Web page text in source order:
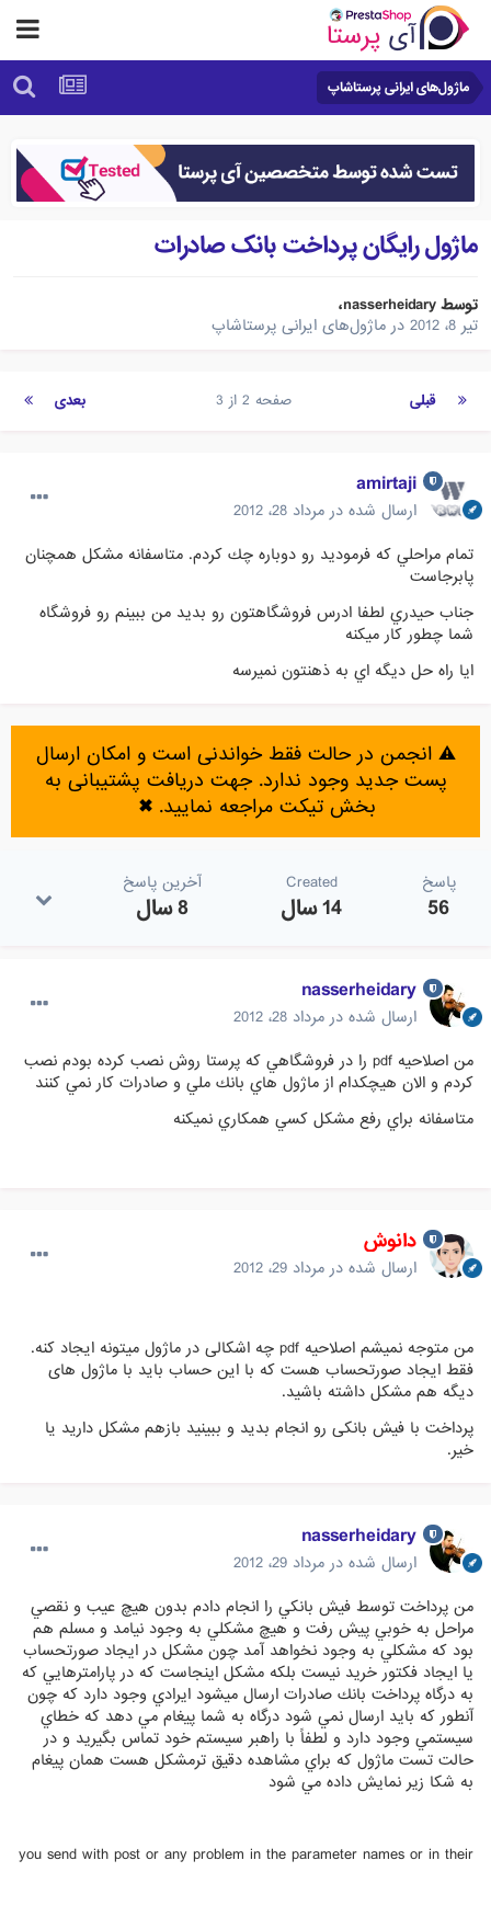
ماژول‌های ایرانی پرستاشاپ
ماژول رايگان پرداخت بانک صادرات
توسطnasserheidary،
تیر 8، 2012
در ماژول‌های ایرانی پرستاشاپ
قبلی بعدی صفحه 2 از 3
amirtaji
ارسال شده در مرداد 28، 2012
تمام مراحلي كه فرموديد رو دوباره چك كردم. متاسفانه مشكل همچنان
پابرجاست
جناب حيدري لطفا ادرس فروشگاهتون رو بديد من ببينم رو فروشگاه
شما چطور كار ميكنه
ايا راه حل ديگه اي به ذهنتون نميرسه
⚠️ انجمن در حالت فقط خواندنی است و امکان ارسال
پست جدید وجود ندارد. جهت دریافت پشتیبانی به
بخش تیکت مراجعه نمایید. ✖
پاسخ
56
Created
14 سال
آخرین پاسخ
8 سال
nasserheidary
ارسال شده در مرداد 28، 2012
من اصلاحيه pdf را در فروشگاهي كه پرستا روش نصب كرده بودم نصب
كردم و الان هيچكدام از ماژول هاي بانك ملي و صادرات كار نمي كنند
متاسفانه براي رفع مشكل كسي همكاري نميكنه
دانوش
ارسال شده در مرداد 29، 2012
من متوجه نمیشم اصلاحیه pdf چه اشکالی در ماژول میتونه ایجاد کنه.
فقط ایجاد صورتحساب هست که با این حساب باید با ماژول های
دیگه هم مشکل داشته باشید.
پرداخت با فیش بانکی رو انجام بدید و ببینید بازهم مشکل دارید یا
خیر.
nasserheidary
ارسال شده در مرداد 29، 2012
من پرداخت توسط فيش بانكي را انجام دادم بدون هيچ عيب و نقصي
مراحل به خوبي پيش رفت و هيچ مشكلي به وجود نيامد و مسلم هم
بود كه مشكلي به وجود نخواهد آمد چون مشكل در ايجاد صورتحساب
يا ايجاد فكتور خريد نيست بلكه مشكل اينجاست كه در پارامترهايي كه
به درگاه پرداخت بانك صادرات ارسال ميشود ايرادي وجود دارد كه چون
آنطور كه بايد ارسال نمي شود درگاه به شما پيغام مي دهد كه خطاي
سيستمي وجود دارد و لطفاً با راهبر سيستم خود تماس بگيريد و در
حالت تست ماژول كه براي مشاهده دقيق ترمشكل هست همان پيغام
به شكا زير نمايش داده مي شود
you send with post or any problem in the parameter names or in their